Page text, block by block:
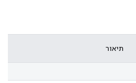
תיאור